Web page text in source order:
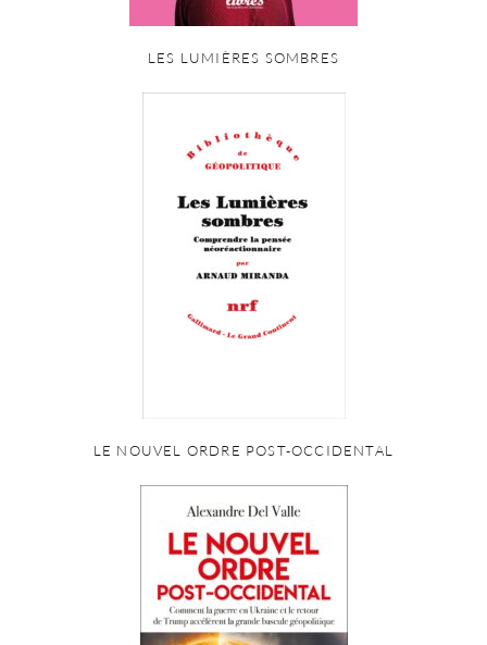
LES LUMIÈRES SOMBRES
LE NOUVEL ORDRE POST-OCCIDENTAL